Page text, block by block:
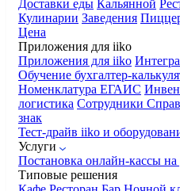
Доставки еды Кальянной
Кулинарии Заведения
Цена
Приложения для iiko
Приложения для iiko
Обучение бухгалтер-
Номенклатура ЕГАИС
логистика Сотрудники
знак
Тест-драйв iiko и
Услуги
Постановка онлайн-кассы на
Типовые решения